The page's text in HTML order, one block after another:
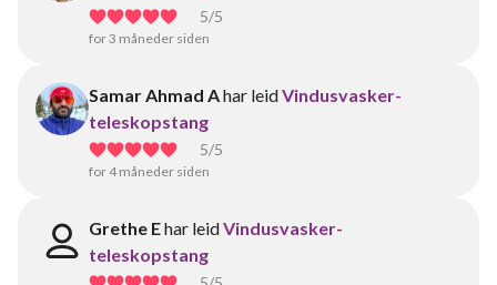
5/5
for 3 måneder siden
Samar Ahmad Ahar leidVindusvasker-
teleskopstang
5/5
for 4 måneder siden
Grethe Ehar leidVindusvasker-
teleskopstang